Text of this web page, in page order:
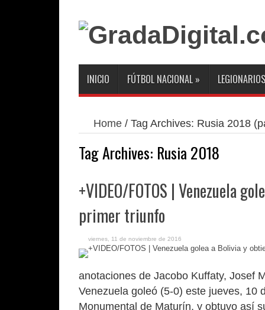
INICIO FÚTBOL NACIONAL » LEGIONARIOS
Home/ Tag Archives: Rusia 2018
Tag Archives: Rusia 2018
+VIDEO/FOTOS | Venezuela
primer triunfo
viernes, 11 de noviembre de 2016
anotaciones de Jacobo Kuffaty, Josef
Venezuela goleó (5-0) este jueves, 10
Monumental de Maturín, y obtuvo así